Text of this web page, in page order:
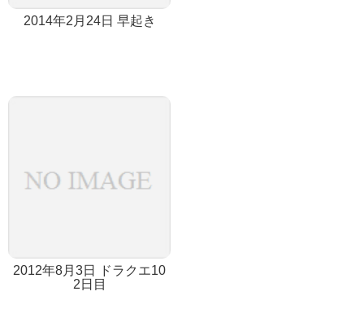
2014年2月24日 早起き
2012年8月3日 ドラクエ10
2日目